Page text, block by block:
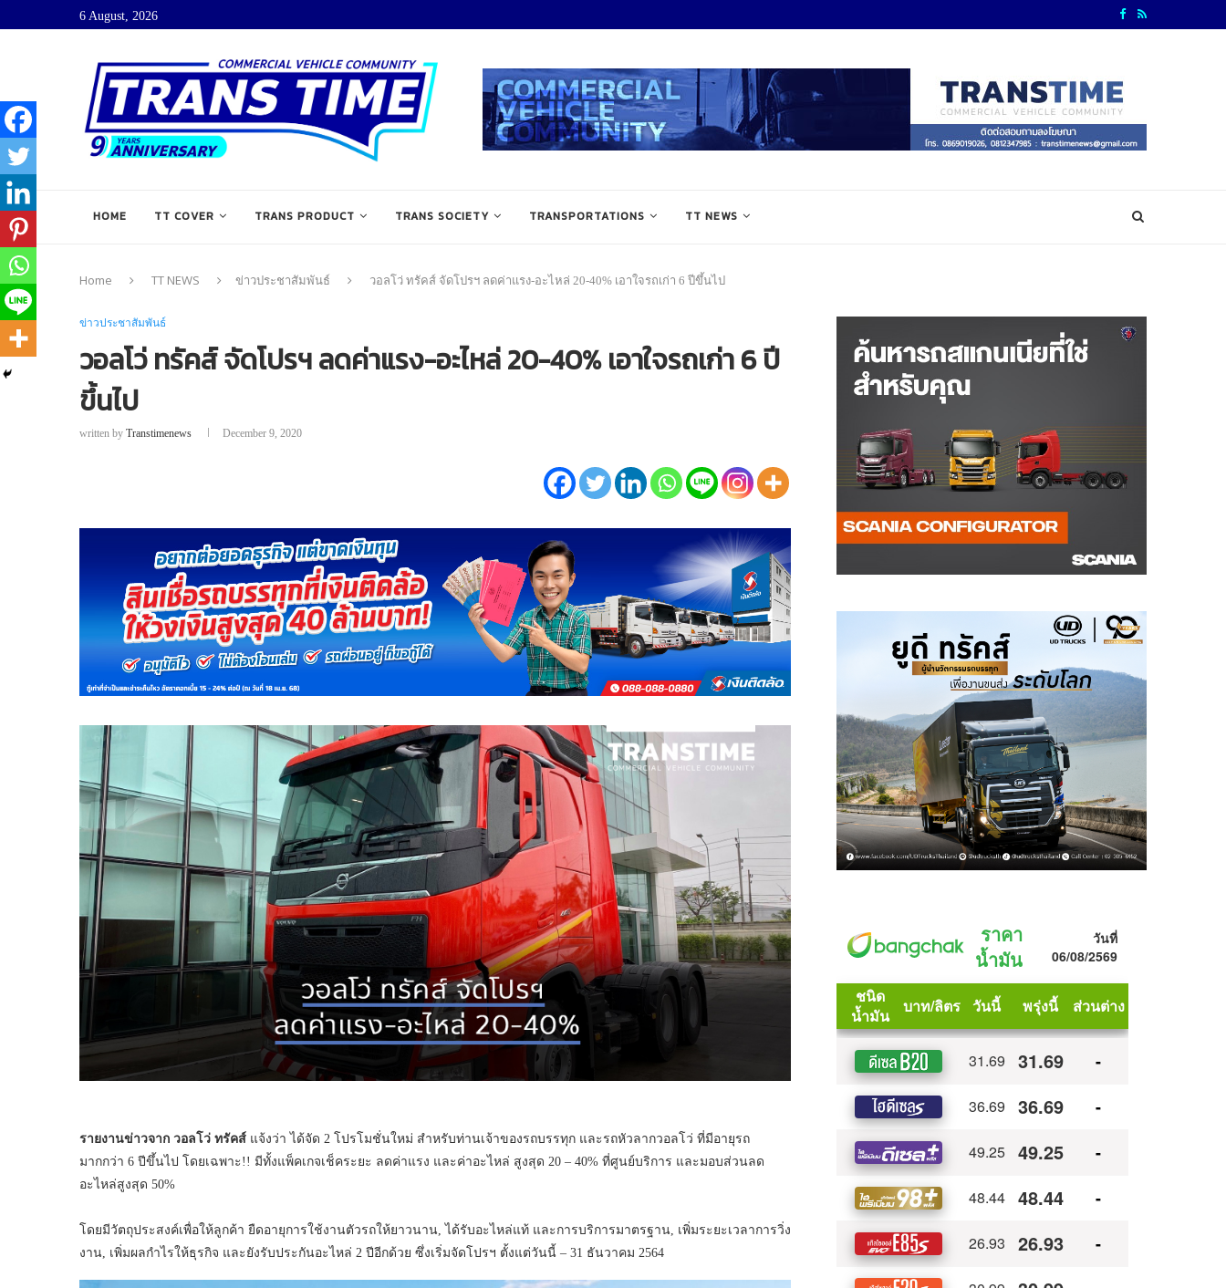
6 August, 2026
HOME TT COVER TRANS PRODUCT TRANS SOCIETY TRANSPORTATIONS TT NEWS
Home TT NEWS ข่าวประชาสัมพันธ์ วอลโว่ ทรัคส์ จัดโปรฯ ลดค่าแรง-อะไหล่ 20-40% เอาใจรถเก่า 6 ปีขึ้นไป
ข่าวประชาสัมพันธ์
วอลโว่ ทรัคส์ จัดโปรฯ ลดค่าแรง-อะไหล่ 20-40% เอาใจรถเก่า 6 ปี
ขึ้นไป
written by Transtimenews December 9, 2020
รายงานข่าวจาก วอลโว่ ทรัคส์ แจ้งว่า ได้จัด 2 โปรโมชั่นใหม่ สำหรับท่านเจ้าของรถบรรทุก และรถหัวลากวอลโว่ ที่มีอายุรถ
มากกว่า 6 ปีขึ้นไป โดยเฉพาะ!! มีทั้งแพ็คเกจเช็คระยะ ลดค่าแรง และค่าอะไหล่ สูงสุด 20 – 40% ที่ศูนย์บริการ และมอบส่วนลด
อะไหล่สูงสุด 50%
โดยมีวัตถุประสงค์เพื่อให้ลูกค้า ยืดอายุการใช้งานตัวรถให้ยาวนาน, ได้รับอะไหล่แท้ และการบริการมาตรฐาน, เพิ่มระยะเวลาการวิ่ง
งาน, เพิ่มผลกำไรให้ธุรกิจ และยังรับประกันอะไหล่ 2 ปีอีกด้วย ซึ่งเริ่มจัดโปรฯ ตั้งแต่วันนี้ – 31 ธันวาคม 2564